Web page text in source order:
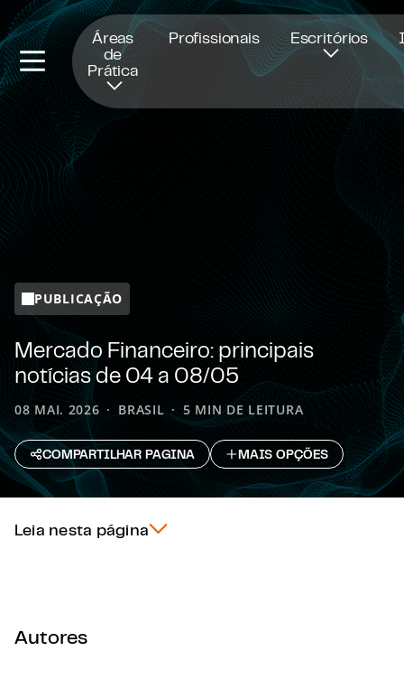
Áreas
de
Prática
Profissionais Escritórios
PUBLICAÇÃO
Mercado Financeiro: principais
notícias de 04 a 08/05
08 MAI. 2026 BRASIL 5 MIN DE LEITURA
COMPARTILHAR PAGINA MAIS OPÇÕES
Leia nesta página
Autores
Abre numa nova janela